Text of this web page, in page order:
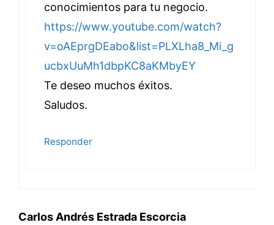
conocimientos para tu negocio.
https://www.youtube.com/watch?
v=oAEprgDEabo&list=PLXLha8_Mi_g
ucbxUuMh1dbpKC8aKMbyEY
Te deseo muchos éxitos.
Saludos.
Responder
Carlos Andrés Estrada Escorcia